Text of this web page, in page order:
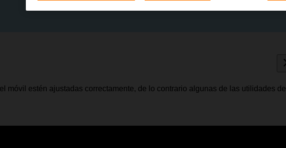
móvil estén ajustadas correctamente, de lo contrario algunas de las utilidades del